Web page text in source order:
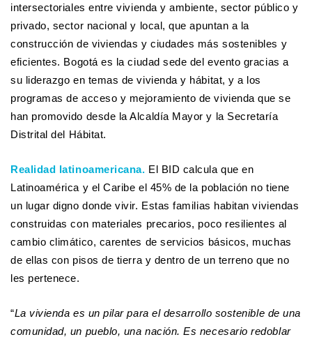
intersectoriales entre vivienda y ambiente, sector público y
privado, sector nacional y local, que apuntan a la
construcción de viviendas y ciudades más sostenibles y
eficientes. Bogotá es la ciudad sede del evento gracias a
su liderazgo en temas de vivienda y hábitat, y a los
programas de acceso y mejoramiento de vivienda que se
han promovido desde la Alcaldía Mayor y la Secretaría
Distrital del Hábitat.
Realidad latinoamericana. El BID calcula que en
Latinoamérica y el Caribe el 45% de la población no tiene
un lugar digno donde vivir. Estas familias habitan viviendas
construidas con materiales precarios, poco resilientes al
cambio climático, carentes de servicios básicos, muchas
de ellas con pisos de tierra y dentro de un terreno que no
les pertenece.
“La vivienda es un pilar para el desarrollo sostenible de una
comunidad, un pueblo, una nación. Es necesario redoblar